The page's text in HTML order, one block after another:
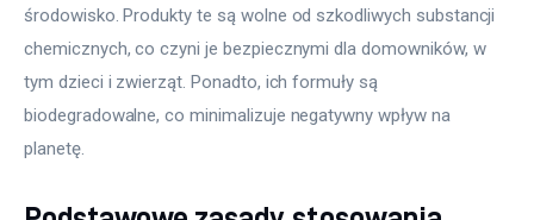
środowisko. Produkty te są wolne od szkodliwych substancji
chemicznych, co czyni je bezpiecznymi dla domowników, w
tym dzieci i zwierząt. Ponadto, ich formuły są
biodegradowalne, co minimalizuje negatywny wpływ na
planetę.